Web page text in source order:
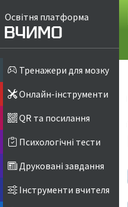
Освітня платформа
Тренажери для мозку
Онлайн-інструменти
QR та посилання
Психологічні тести
Друковані завдання
Інструменти вчителя